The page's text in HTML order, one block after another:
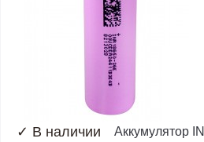
✓ В наличии
Аккумулятор